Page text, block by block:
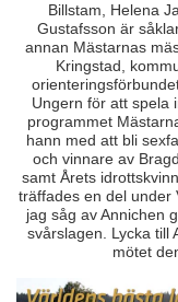
Billstam, Helena
Gustafsson är
annan Mästarnas
Kringstad,
Ungern för att spela
programmet
hann med att bli
och vinnare av
samt Årets
träffades en del under
jag såg av Annichen
svårslagen. Lycka till
mötet